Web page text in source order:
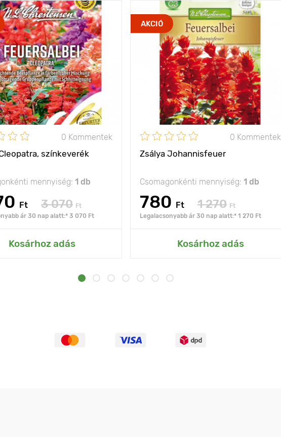
0 Kommentek
színkeverék
mennyiség: 1 db
Ft 3 070 Ft
ár 30 nap alatt:* 3 070 Ft
Kosárhoz adás
AKCIÓ
0 Kommentek
Zsálya Johannisfeuer
Csomagonkénti mennyiség: 1 db
780 Ft 1 270 Ft
Legalacsonyabb ár 30 nap alatt:* 1 270 Ft
Kosárhoz adás